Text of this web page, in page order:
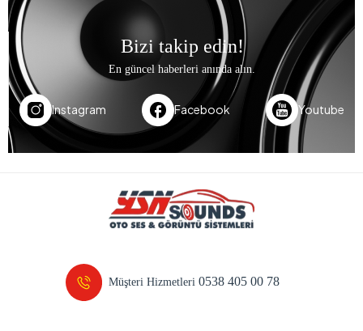
Bizi takip edin!
En güncel haberleri anında alın.
Instagram Facebook Youtube
Müşteri Hizmetleri0538 405 00 78